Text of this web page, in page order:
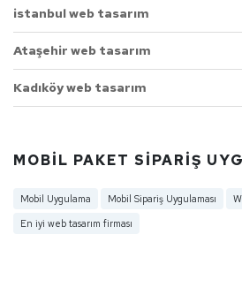
istanbul web tasarım
Ataşehir web tasarım
Kadıköy web tasarım
MOBIL PAKET SIPARIŞ
Mobil Uygulama Mobil Sipariş Uygulaması
En iyi web tasarım firması